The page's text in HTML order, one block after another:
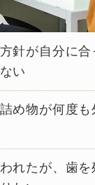
針が自分に
い
め物が何度も
れたが、歯